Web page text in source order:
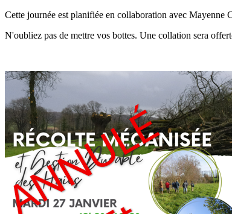
Cette journée est planifiée en collaboration avec
N'oubliez pas de mettre vos bottes. Une collation sera